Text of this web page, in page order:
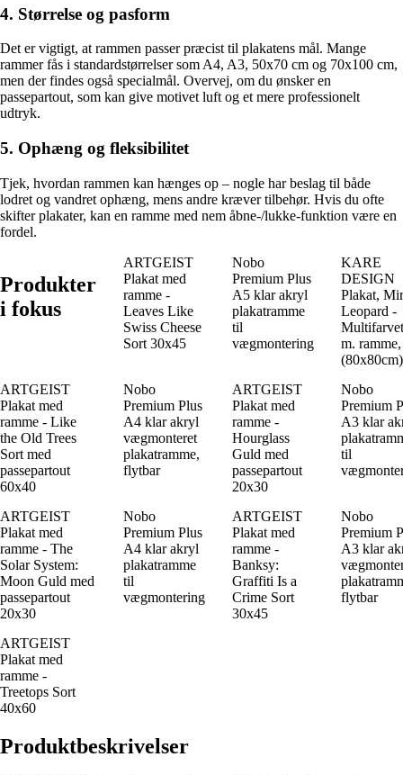
4. Størrelse og pasform
Det er vigtigt, at rammen passer præcist til plakatens mål. Mange
rammer fås i standardstørrelser som A4, A3, 50x70 cm og 70x100 cm,
men der findes også specialmål. Overvej, om du ønsker en
passepartout, som kan give motivet luft og et mere professionelt
udtryk.
5. Ophæng og fleksibilitet
Tjek, hvordan rammen kan hænges op – nogle har beslag til både
lodret og vandret ophæng, mens andre kræver tilbehør. Hvis du ofte
skifter plakater, kan en ramme med nem åbne-/lukke-funktion være en
fordel.
Produkter
i fokus
ARTGEIST
Plakat med
ramme -
Leaves Like
Swiss Cheese
Sort 30x45
Nobo
Premium Plus
A5 klar akryl
plakatramme
til
vægmontering
KARE
DESIGN
Plakat,
Leopard -
m. ramme,
(80x80cm)
ARTGEIST
Plakat med
ramme - Like
the Old Trees
Sort med
passepartout
60x40
Nobo
Premium Plus
A4 klar akryl
vægmonteret
plakatramme,
flytbar
ARTGEIST
Plakat med
ramme -
Hourglass
Guld med
passepartout
20x30
Nobo
Premium
A3 klar
til
ARTGEIST
Plakat med
ramme - The
Solar System:
Moon Guld med
passepartout
20x30
Nobo
Premium Plus
A4 klar akryl
plakatramme
til
vægmontering
ARTGEIST
Plakat med
ramme -
Banksy:
Graffiti Is a
Crime Sort
30x45
Nobo
Premium
A3 klar
flytbar
ARTGEIST
Plakat med
ramme -
Treetops Sort
40x60
Produktbeskrivelser